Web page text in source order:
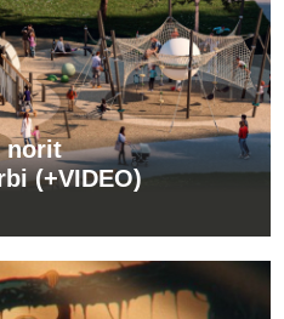
norit
(+VIDEO)